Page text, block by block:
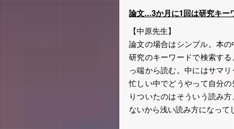
論文...3か月に1回は研究キー
【中原先生】
論文の場合はシンプル。本
研究のキーワードで検索す
っ端から読む。中にはサマ
忙しい中でどうやって自分
りついたのはそういう読み
ないから浅い読み方になって